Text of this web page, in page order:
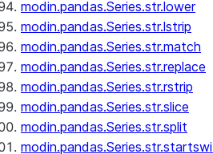
modin.pandas.Series.str.lower
modin.pandas.Series.str.lstrip
modin.pandas.Series.str.match
modin.pandas.Series.str.replace
modin.pandas.Series.str.rstrip
modin.pandas.Series.str.slice
modin.pandas.Series.str.split